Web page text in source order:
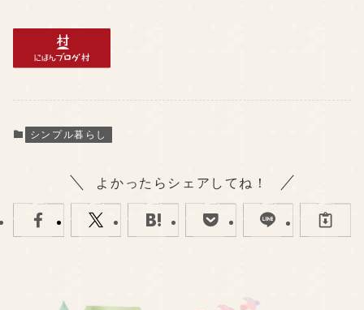
シンプル暮らし
よかったらシェアしてね！